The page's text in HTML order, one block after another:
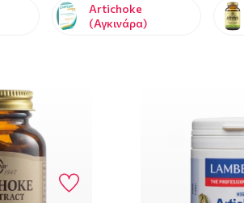
Artichoke
(Αγκινάρα)